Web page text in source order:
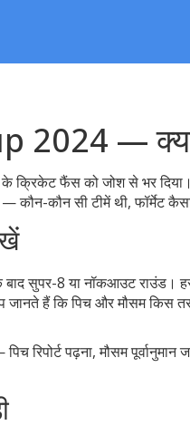
2024 — क्या
क्रिकेट फैंस को जोश से भर
— कौन-कौन सी टीमें थी, फॉर्मेट
बाद सुपर-8 या नॉकआउट राउंड।
हैं कि पिच और मौसम किस
पिच रिपोर्ट पढ़ना, मौसम